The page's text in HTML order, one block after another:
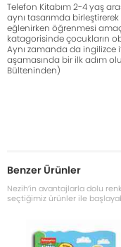
Telefon Kitabım 2-4 yaş
aynı tasarımda
eğlenirken öğrenmesi
katagorisinde çocukların
Aynı zamanda da
aşamasında bir ilk adım
Bülteninden)
Benzer Ürünler
Nezih’in avantajlarla dolu
seçtiğimiz ürünler ile